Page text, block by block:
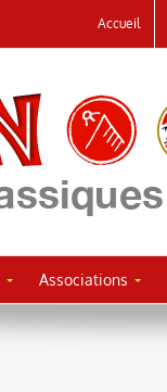
Accueil
Associations